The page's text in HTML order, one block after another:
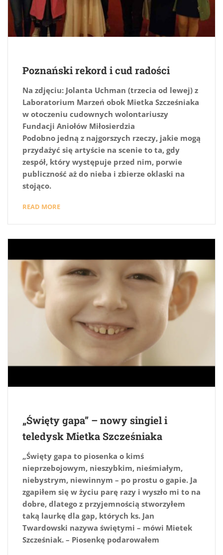
Poznański rekord i cud radości
Na zdjęciu: Jolanta Uchman (trzecia od lewej) z
Laboratorium Marzeń obok Mietka Szcześniaka
w otoczeniu cudownych wolontariuszy
Fundacji Aniołów Miłosierdzia
Podobno jedną z najgorszych rzeczy, jakie mogą
przydażyć się artyście na scenie to ta, gdy
zespół, który występuje przed nim, porwie
publiczność aż do nieba i zbierze oklaski na
stojąco.
READ MORE
„Święty gapa” – nowy singiel i
teledysk Mietka Szcześniaka
„Święty gapa to piosenka o kimś
nieprzebojowym, nieszybkim, nieśmiałym,
niebystrym, niewinnym – po prostu o gapie. Ja
zgapiłem się w życiu parę razy i wyszło mi to na
dobre, dlatego z przyjemnością stworzyłem
taką laurkę dla gap, których ks. Jan
Twardowski nazywa świętymi – mówi Mietek
Szcześniak. – Piosenkę podarowałem